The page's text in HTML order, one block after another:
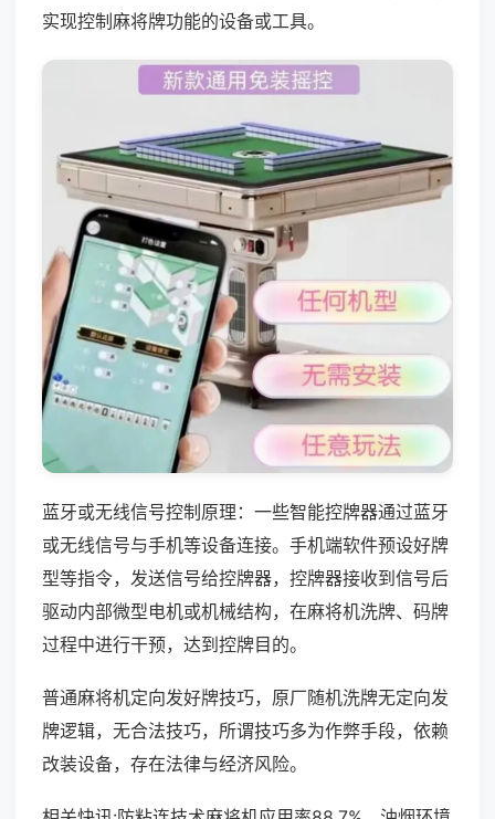
实现控制麻将牌功能的设备或工具。
蓝牙或无线信号控制原理：一些智能控牌器通过蓝牙
或无线信号与手机等设备连接。手机端软件预设好牌
型等指令，发送信号给控牌器，控牌器接收到信号后
驱动内部微型电机或机械结构，在麻将机洗牌、码牌
过程中进行干预，达到控牌目的。
普通麻将机定向发好牌技巧，原厂随机洗牌无定向发
牌逻辑，无合法技巧，所谓技巧多为作弊手段，依赖
改装设备，存在法律与经济风险。